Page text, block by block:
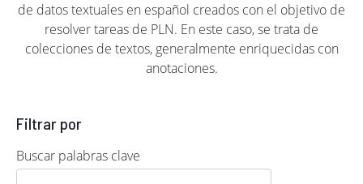
de datos textuales en español creados con el objetivo de
resolver tareas de PLN. En este caso, se trata de
colecciones de textos, generalmente enriquecidas con
anotaciones.
Filtrar por
Buscar palabras clave